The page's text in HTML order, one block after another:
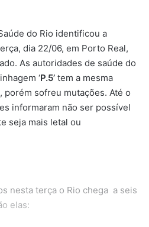
do Rio identificou a
dia 22/06, em Porto Real,
As autoridades de saúde do
‘P.5’ tem a mesma
sofreu mutações. Até o
informaram não ser possível
seja mais letal ou
nesta terça o Rio chega a seis
elas: